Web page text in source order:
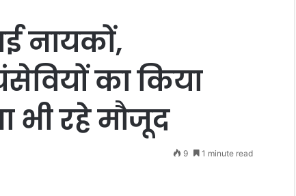
नायकों,
का किया
भी रहे मौजूद
9 1 minute read